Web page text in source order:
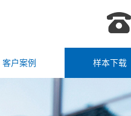
客户案例 样本下载